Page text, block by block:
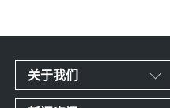
关于我们